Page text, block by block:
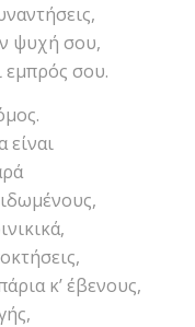
ψυχή σου,
εμπρός σου.
είναι
κ’ έβενους,